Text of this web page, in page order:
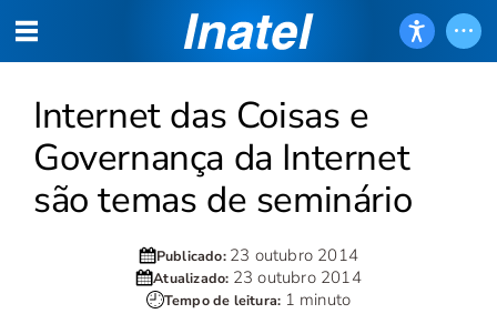
Internet das Coisas e
Governança da Internet
são temas de seminário
Publicado: 23 outubro 2014
Atualizado: 23 outubro 2014
Tempo de leitura: 1 minuto